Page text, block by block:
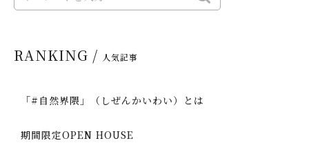
RANKING / 人気記事
「#自然界隈」（しぜんかいわい）とは
期間限定OPEN HOUSE